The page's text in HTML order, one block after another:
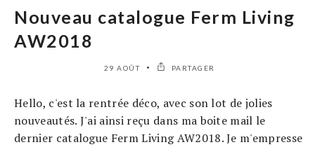
Nouveau catalogue Ferm Living
AW2018
29 AOÛT PARTAGER
Hello, c'est la rentrée déco, avec son lot de jolies
nouveautés. J'ai ainsi reçu dans ma boite mail le
dernier catalogue Ferm Living AW2018. Je m'empresse